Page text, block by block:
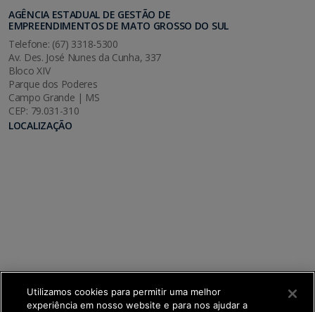
AGÊNCIA ESTADUAL DE GESTÃO DE
EMPREENDIMENTOS DE MATO GROSSO DO SUL
Telefone: (67) 3318-5300
Av. Des. José Nunes da Cunha, 337
Bloco XIV
Parque dos Poderes
Campo Grande | MS
CEP: 79.031-310
LOCALIZAÇÃO
Utilizamos cookies para permitir uma melhor
experiência em nosso website e para nos ajudar a